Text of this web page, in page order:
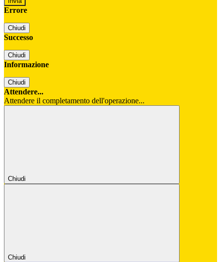
Errore
Chiudi
Successo
Chiudi
Informazione
Chiudi
Attendere...
Attendere il completamento dell'operazione...
Chiudi
Chiudi